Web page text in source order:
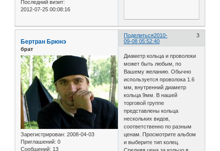
Последний визит:
2012-07-25 00:08:16
Поделиться 3
2010-
09-08 05:52:40
Бертран Брюнэ
брат
Зарегистрирован: 2008-04-03
Приглашений: 0
Сообщений: 13
Диаметр кольца и проволоки
может быть любым, по
Вашему желанию. Обычно
используется проволока 1.6
мм, внутренний диаметр
кольца 9мм. В нашей
торговой группе
представлены кольца
нескольких видов,
соответственно по разным
ценам. Просмотрите альбом
и выберите тип колец.